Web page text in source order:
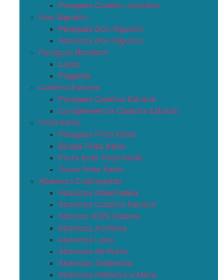
Paraguas Cadete-Juveniles
Don Algodón
Paraguas Don Algodón
Abanicos Don Algodon
Paraguas Benetton
Largo
Plegable
Catalina Estrada
Paraguas Catalina Estrada
Complementos Catalina Estrada
Frida Kahlo
Paraguas Frida Kahlo
Bolsas Frida Kahlo
Porta todo Frida Kahlo
Tazas Frida Kahlo
Abanicos Cuatrogotas
Abanicos Malamalaka
Abanicos Catalina Estrada
Abanico 100% Madera
Abanicos Acrílicos
Abanicos Lisos
Abanicos de Roble
Abanicos Tendencia
Abanicos Pintados a Mano